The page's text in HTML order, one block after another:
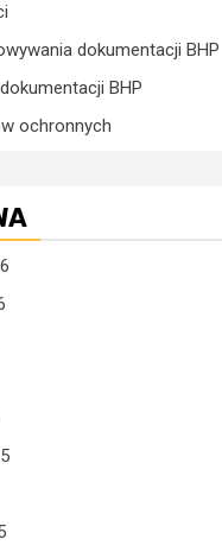
dokumentacji BHP
BHP
ochronnych